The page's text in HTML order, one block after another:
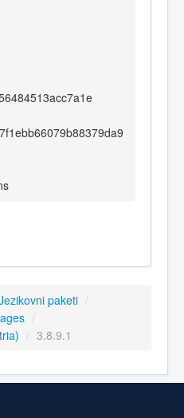
paketi /
/
/ 3.8.9.1